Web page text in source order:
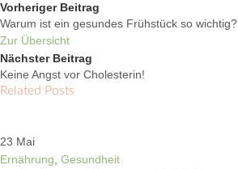
Vorheriger Beitrag
Warum ist ein gesundes Frühstück so wichtig?
Zur Übersicht
Nächster Beitrag
Keine Angst vor Cholesterin!
Related Posts
23 Mai
Ernährung Gesundheit